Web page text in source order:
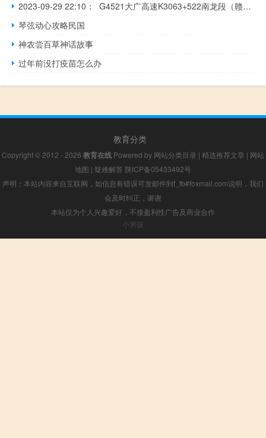
2023-09-29 22:10： G4521大广高速K3063+522南龙段（赣州市南康区境内，往南昌方向）发生一起两小车追尾事故，单道缓慢通行。~阿左​​​
琴弦动心攻略民国
神农尝百草神话故事
过年前没打疫苗怎么办
教育分类
Copyright © 2012 - 2026 教育在线 Powered by 网站分类目录 | 精选推荐文章 | 网站
地图 | 疑难解答 陕ICP备05433492号
声明：本站内容来自互联网，如信息有错误可发邮件到f_fb#foxmail.com说明，我们
会及时纠正，谢谢
本站仅为个人兴趣爱好，不接盈利性广告及商业合作
小男孩